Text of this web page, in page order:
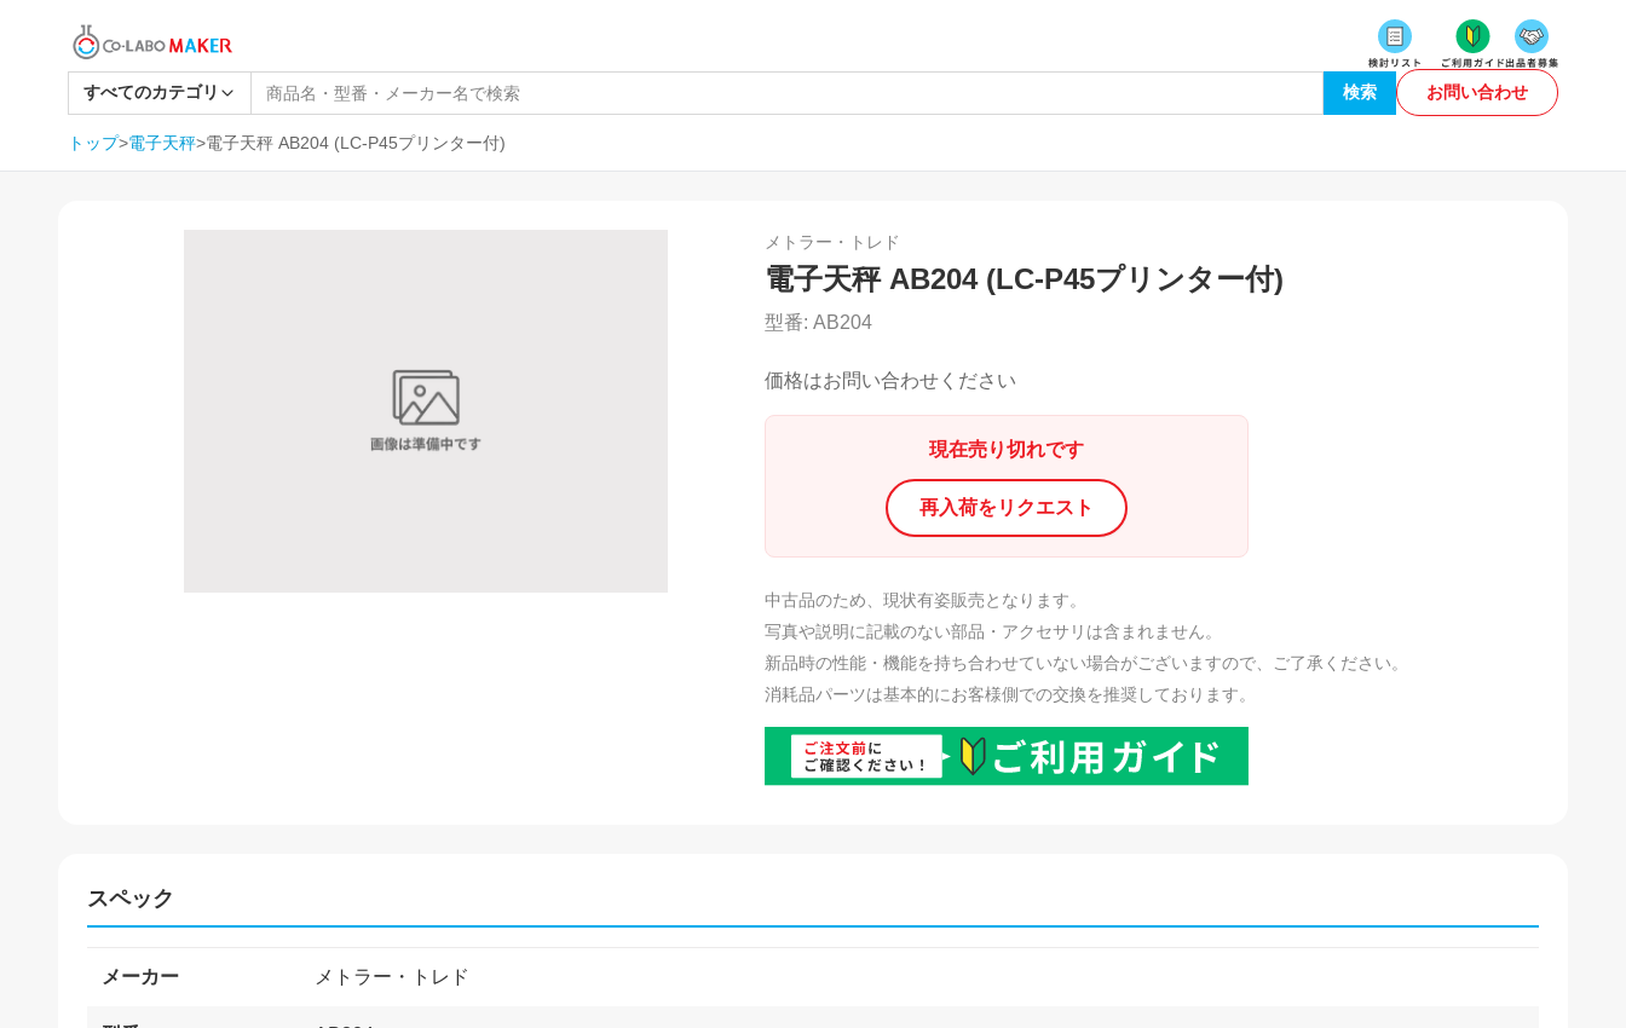
すべてのカテゴリ 検索 お問い合わせ
トップ>電子天秤>電子天秤 AB204 (LC-P45プリンター付)
メトラー・トレド
電子天秤 AB204 (LC-P45プリンター付)
型番: AB204
価格はお問い合わせください
現在売り切れです
再入荷をリクエスト
中古品のため、現状有姿販売となります。
写真や説明に記載のない部品・アクセサリは含まれません。
新品時の性能・機能を持ち合わせていない場合がございますので、ご了承ください。
消耗品パーツは基本的にお客様側での交換を推奨しております。
スペック
メーカー メトラー・トレド